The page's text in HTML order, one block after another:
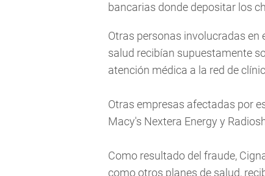
bancarias donde depositar los
Otras personas involucradas en
salud recibían supuestamente
atención médica a la red de
Otras empresas afectadas por
Macy's Nextera Energy y
Como resultado del fraude,
como otros planes de salud,